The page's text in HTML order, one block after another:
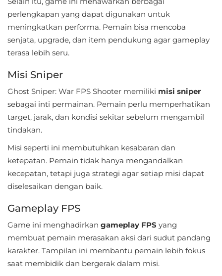
&
Vehicles
Beauty
Books
&
Reference
Buku
&
Referensi
Business
Communication
Dating
perlengkapan yang dapat digunakan untuk
meningkatkan performa. Pemain bisa mencoba
senjata, upgrade, dan item pendukung agar gameplay
terasa lebih seru.
Misi Sniper
Ghost Sniper: War FPS Shooter memiliki misi sniper
sebagai inti permainan. Pemain perlu memperhatikan
target, jarak, dan kondisi sekitar sebelum mengambil
tindakan.
Misi seperti ini membutuhkan kesabaran dan
ketepatan. Pemain tidak hanya mengandalkan
kecepatan, tetapi juga strategi agar setiap misi dapat
diselesaikan dengan baik.
Gameplay FPS
Game ini menghadirkan gameplay FPS yang
membuat pemain merasakan aksi dari sudut pandang
karakter. Tampilan ini membantu pemain lebih fokus
saat membidik dan bergerak dalam misi.